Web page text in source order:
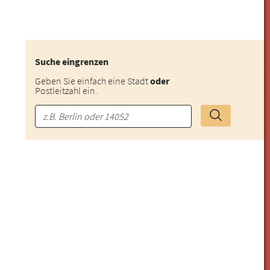
Suche eingrenzen
Geben Sie einfach eine Stadtoder
Postleitzahl ein.